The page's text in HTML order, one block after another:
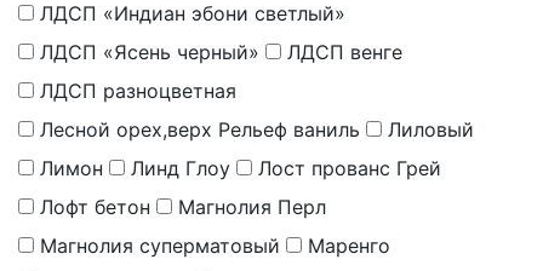
ЛДСП «Индиан эбони светлый»
ЛДСП «Ясень черный»
ЛДСП венге
ЛДСП разноцветная
Лесной орех,верх Рельеф ваниль
Лиловый
Лимон
Линд Глоу
Лост прованс Грей
Лофт бетон
Магнолия Перл
Магнолия суперматовый
Маренго